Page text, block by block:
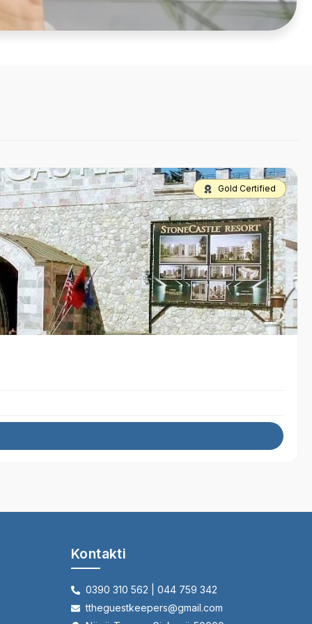
Gold Certified
Kontakti
0390 310 562 | 044 759 342
ttheguestkeepers@gmail.com